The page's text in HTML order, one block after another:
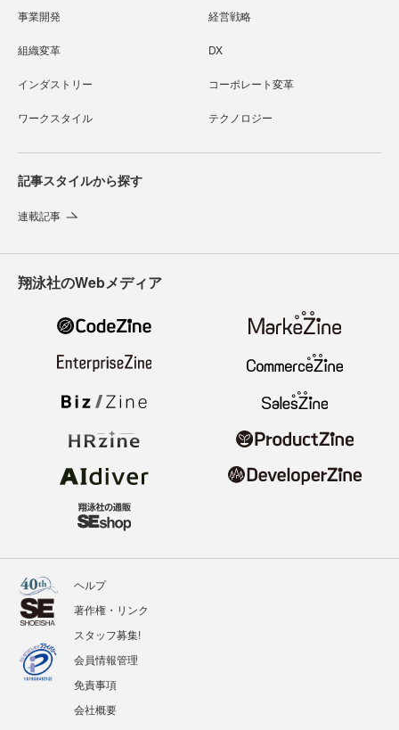
事業開発 経営戦略
組織変革 DX
インダストリー コーポレート変革
ワークスタイル テクノロジー
記事スタイルから探す
連載記事
翔泳社のWebメディア
ヘルプ
著作権・リンク
スタッフ募集!
会員情報管理
免責事項
会社概要